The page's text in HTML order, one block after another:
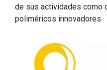
de sus actividades como
poliméricos innovadores.